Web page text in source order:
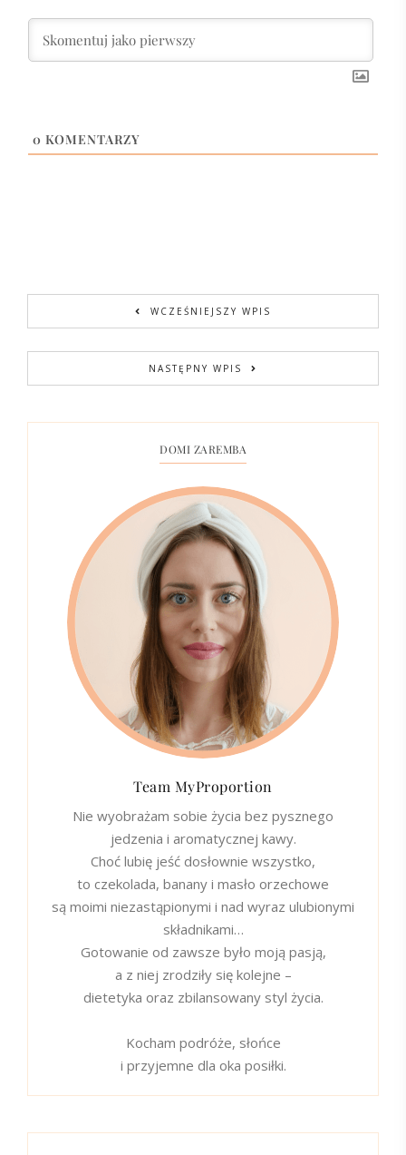
0 KOMENTARZY
WCZEŚNIEJSZY WPIS
NASTĘPNY WPIS
DOMI ZAREMBA
Team MyProportion
Nie wyobrażam sobie życia bez pysznego
jedzenia i aromatycznej kawy.
Choć lubię jeść dosłownie wszystko,
to czekolada, banany i masło orzechowe
są moimi niezastąpionymi i nad wyraz ulubionymi
składnikami…
Gotowanie od zawsze było moją pasją,
a z niej zrodziły się kolejne –
dietetyka oraz zbilansowany styl życia.
Kocham podróże, słońce
i przyjemne dla oka posiłki.